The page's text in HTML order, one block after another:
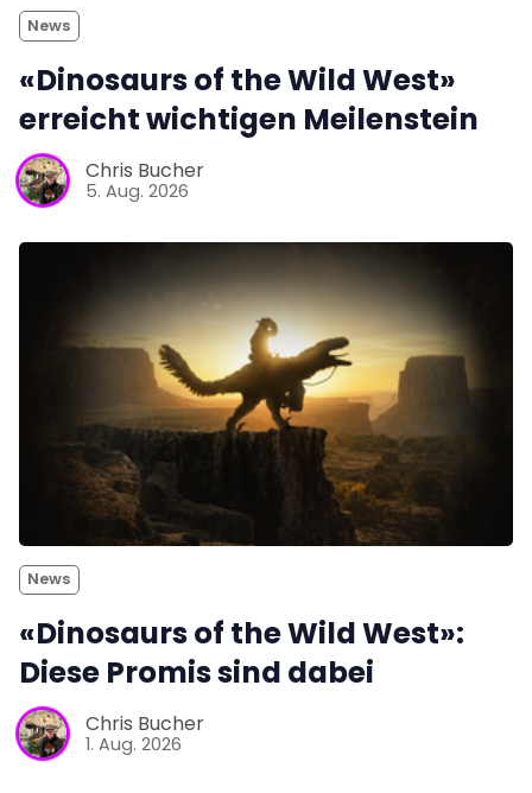
News
«Dinosaurs of the Wild West»
erreicht wichtigen Meilenstein
Chris Bucher
5. Aug. 2026
News
«Dinosaurs of the Wild West»:
Diese Promis sind dabei
Chris Bucher
1. Aug. 2026